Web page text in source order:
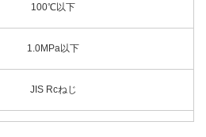
100℃以下
1.0MPa以下
JIS Rcねじ